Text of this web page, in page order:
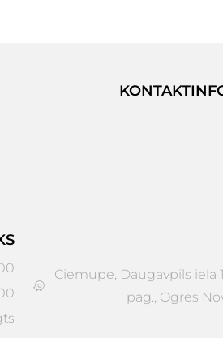
Ciemupe, Daugavpils iela
pag., Ogres